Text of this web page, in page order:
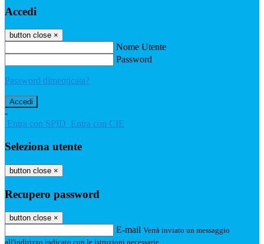
Accedi
button close ×
Nome Utente
Password
Password dimenticata?
-
Entra con SPID Entra con CIE
Seleziona utente
button close ×
Recupero password
button close ×
E-mail Verrà inviato un messaggio
all'indirizzo indicato con le istruzioni necessarie.